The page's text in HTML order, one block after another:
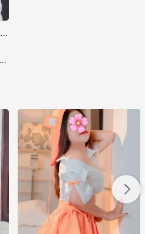
Vy Oanh Ngọt Ngào Dễ Thương sự thư giãn tuyệt vời